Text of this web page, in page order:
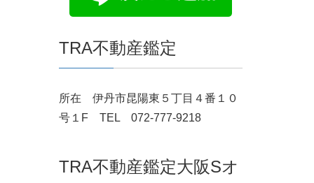
TRA不動産鑑定
所在 伊丹市昆陽東５丁目４番１０
号１F TEL 072-777-9218
TRA不動産鑑定大阪Sオ